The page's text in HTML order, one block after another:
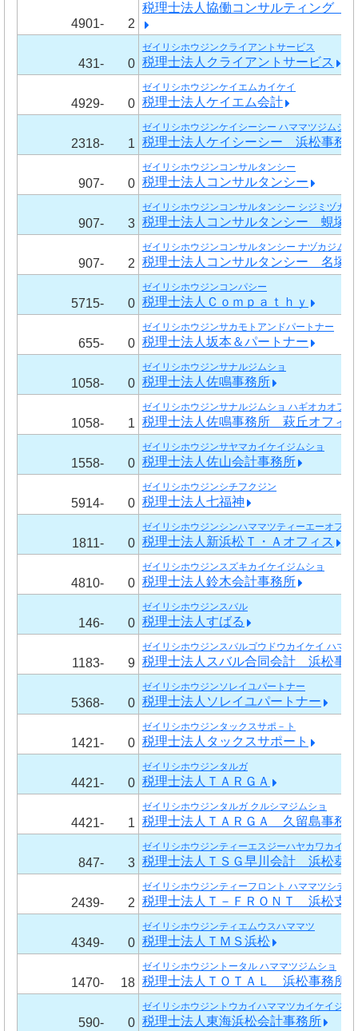
4901- 2
税理士法人協働コンサルティング
431- 0
ゼイリシホウジンクライアントサービス
税理士法人クライアントサービス
4929- 0
ゼイリシホウジンケイエムカイケイ
税理士法人ケイエム会計
2318- 1
ゼイリシホウジンケイシーシー ハママツジムショ
税理士法人ケイシーシー 浜松事務
907- 0
ゼイリシホウジンコンサルタンシー
税理士法人コンサルタンシー
907- 3
ゼイリシホウジンコンサルタンシー シジミヅカジ
税理士法人コンサルタンシー 蜆塚
907- 2
ゼイリシホウジンコンサルタンシー ナヅカジムシ
税理士法人コンサルタンシー 名塚
5715- 0
ゼイリシホウジンコンパシー
税理士法人Ｃｏｍｐａｔｈｙ
655- 0
ゼイリシホウジンサカモトアンドパートナー
税理士法人坂本＆パートナー
1058- 0
ゼイリシホウジンサナルジムショ
税理士法人佐鳴事務所
1058- 1
ゼイリシホウジンサナルジムショ ハギオカオフィ
税理士法人佐鳴事務所 萩丘オフィ
1558- 0
ゼイリシホウジンサヤマカイケイジムショ
税理士法人佐山会計事務所
5914- 0
ゼイリシホウジンシチフクジン
税理士法人七福神
1811- 0
ゼイリシホウジンシンハママツティーエーオフィ
税理士法人新浜松Ｔ・Ａオフィス
4810- 0
ゼイリシホウジンスズキカイケイジムショ
税理士法人鈴木会計事務所
146- 0
ゼイリシホウジンスバル
税理士法人すばる
1183- 9
ゼイリシホウジンスバルゴウドウカイケイ ハママ
税理士法人スバル合同会計 浜松事
5368- 0
ゼイリシホウジンソレイユパートナー
税理士法人ソレイユパートナー
1421- 0
ゼイリシホウジンタックスサポ－ト
税理士法人タックスサポート
4421- 0
ゼイリシホウジンタルガ
税理士法人ＴＡＲＧＡ
4421- 1
ゼイリシホウジンタルガ クルシマジムショ
税理士法人ＴＡＲＧＡ 久留島事務
847- 3
ゼイリシホウジンティーエスジーハヤカワカイケ
税理士法人ＴＳＧ早川会計 浜松葵
2439- 2
ゼイリシホウジンティーフロント ハママツシテン
税理士法人Ｔ－ＦＲＯＮＴ 浜松支
4349- 0
ゼイリシホウジンティエムウスハママツ
税理士法人ＴＭＳ浜松
1470- 18
ゼイリシホウジントータル ハママツジムショ
税理士法人ＴＯＴＡＬ 浜松事務所
590- 0
ゼイリシホウジントウカイハママツカイケイジム
税理士法人東海浜松会計事務所